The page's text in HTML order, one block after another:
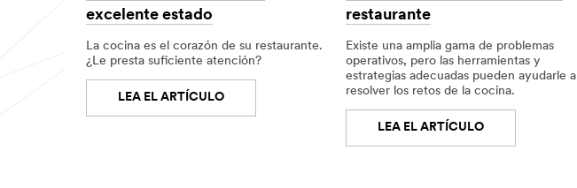
excelente estado
La cocina es el corazón de su restaurante.
¿Le presta suficiente atención?
LEA EL ARTÍCULO
restaurante
Existe una amplia gama de problemas
operativos, pero las herramientas y
estrategias adecuadas pueden ayudarle a
resolver los retos de la cocina.
LEA EL ARTÍCULO